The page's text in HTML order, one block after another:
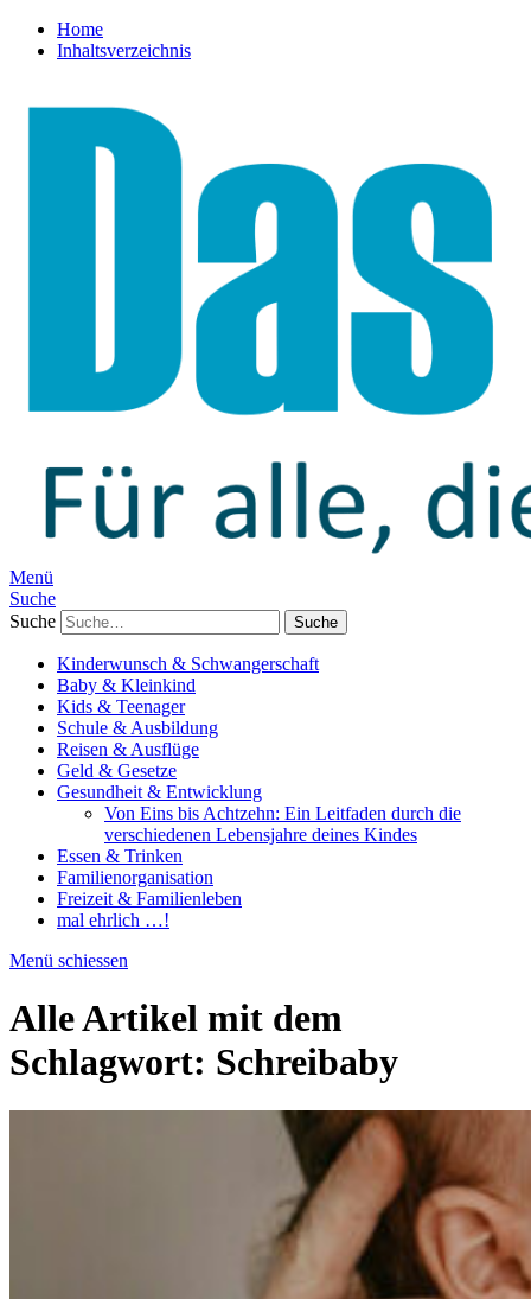
Home
Inhaltsverzeichnis
Menü
Suche
Suche
Kinderwunsch & Schwangerschaft
Baby & Kleinkind
Kids & Teenager
Schule & Ausbildung
Reisen & Ausflüge
Geld & Gesetze
Gesundheit & Entwicklung
Von Eins bis Achtzehn: Ein Leitfaden durch die
verschiedenen Lebensjahre deines Kindes
Essen & Trinken
Familienorganisation
Freizeit & Familienleben
mal ehrlich …!
Menü schiessen
Alle Artikel mit dem
Schlagwort: Schreibaby